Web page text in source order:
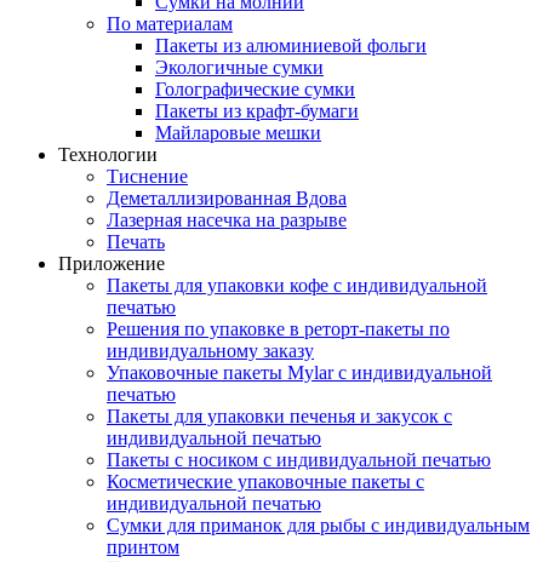
По материалам
Пакеты из алюминиевой фольги
Экологичные сумки
Голографические сумки
Пакеты из крафт-бумаги
Майларовые мешки
Технологии
Тиснение
Деметаллизированная Вдова
Лазерная насечка на разрыве
Печать
Приложение
Пакеты для упаковки кофе с индивидуальной
печатью
Решения по упаковке в реторт-пакеты по
индивидуальному заказу
Упаковочные пакеты Mylar с индивидуальной
печатью
Пакеты для упаковки печенья и закусок с
индивидуальной печатью
Пакеты с носиком с индивидуальной печатью
Косметические упаковочные пакеты с
индивидуальной печатью
Сумки для приманок для рыбы с индивидуальным
принтом